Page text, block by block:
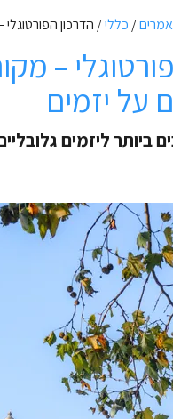
/ כללי/ הדרכון הפורטוגלי – מקום 6 בעולם בין
על יזמים
ביותר ליזמים